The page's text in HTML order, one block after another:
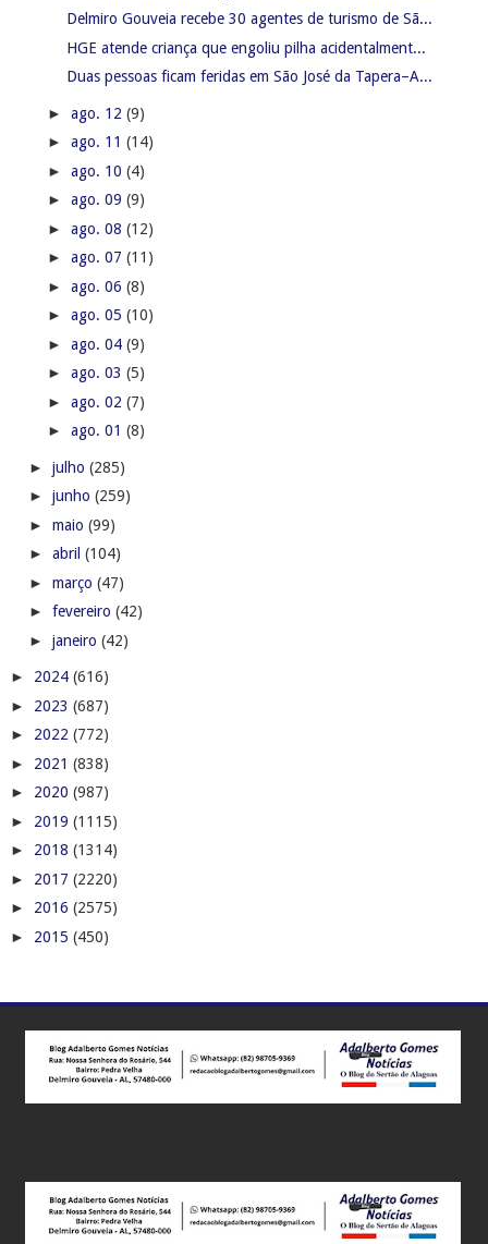
Delmiro Gouveia recebe 30 agentes de turismo de Sã...
HGE atende criança que engoliu pilha acidentalment...
Duas pessoas ficam feridas em São José da Tapera–A...
► ago. 12 (9)
► ago. 11 (14)
► ago. 10 (4)
► ago. 09 (9)
► ago. 08 (12)
► ago. 07 (11)
► ago. 06 (8)
► ago. 05 (10)
► ago. 04 (9)
► ago. 03 (5)
► ago. 02 (7)
► ago. 01 (8)
► julho (285)
► junho (259)
► maio (99)
► abril (104)
► março (47)
► fevereiro (42)
► janeiro (42)
► 2024 (616)
► 2023 (687)
► 2022 (772)
► 2021 (838)
► 2020 (987)
► 2019 (1115)
► 2018 (1314)
► 2017 (2220)
► 2016 (2575)
► 2015 (450)